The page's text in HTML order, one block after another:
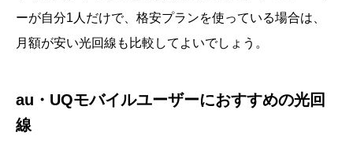
ーが自分1人だけで、格安プランを使っている場合は、
月額が安い光回線も比較してよいでしょう。
au・UQモバイルユーザーにおすすめの光回
線